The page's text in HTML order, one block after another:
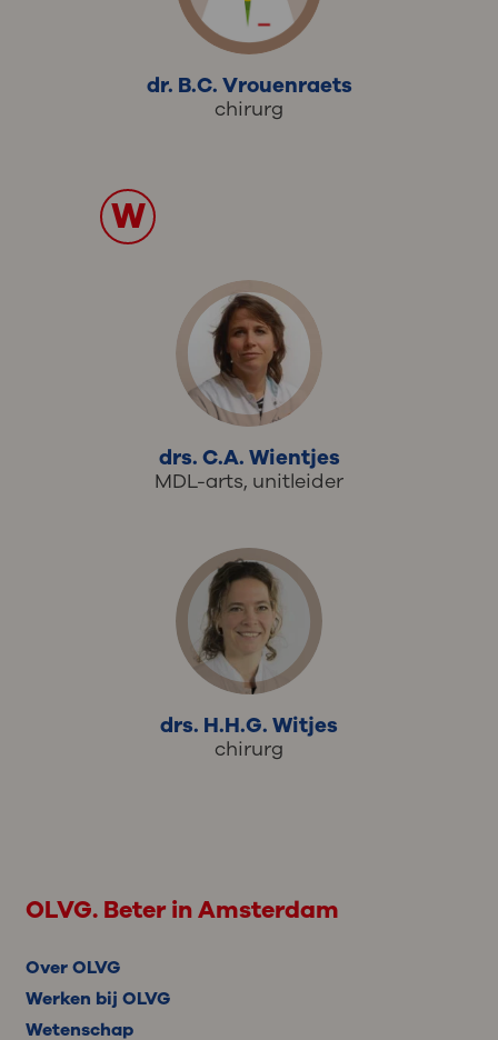
dr. B.C. Vrouenraets
chirurg
W
drs. C.A. Wientjes
MDL-arts, unitleider
drs. H.H.G. Witjes
chirurg
OLVG. Beter in Amsterdam
Over OLVG
Werken bij OLVG
Wetenschap